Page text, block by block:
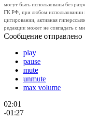
могут быть использованы без
ГК РФ, при любом использовании
цитировании, активная
редакции может не совпадать с
Сообщение отправлено
play
pause
mute
unmute
max volume
02:01
-01:27